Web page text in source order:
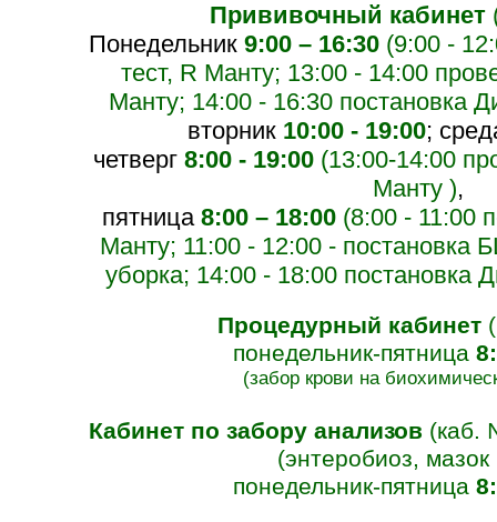
Прививочный кабинет
Понедельник 9:00 – 16:30 (9:00 -
тест, R Mанту; 13:00 - 14:00
Манту; 14:00 - 16:30 постановка
вторник 10:00 - 19:00;
четверг 8:00 - 19:00 (13:00-14:00
Манту ),
пятница 8:00 – 18:00 (8:00 - 11:00
Mанту; 11:00 - 12:00 - постановка
уборка; 14:00 - 18:00 постановка
Процедурный кабинет
понедельник-пятница
(забор крови на
Кабинет по забору анализов (каб.
(энтеробиоз,
понедельник-пятница